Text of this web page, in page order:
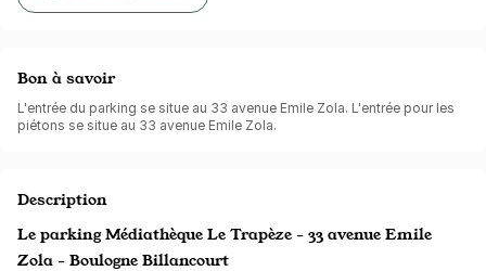
Bon à savoir
L'entrée du parking se situe au 33 avenue Emile Zola. L'entrée pour les
piétons se situe au 33 avenue Emile Zola.
Description
Le parking Médiathèque Le Trapèze - 33 avenue Emile
Zola - Boulogne Billancourt